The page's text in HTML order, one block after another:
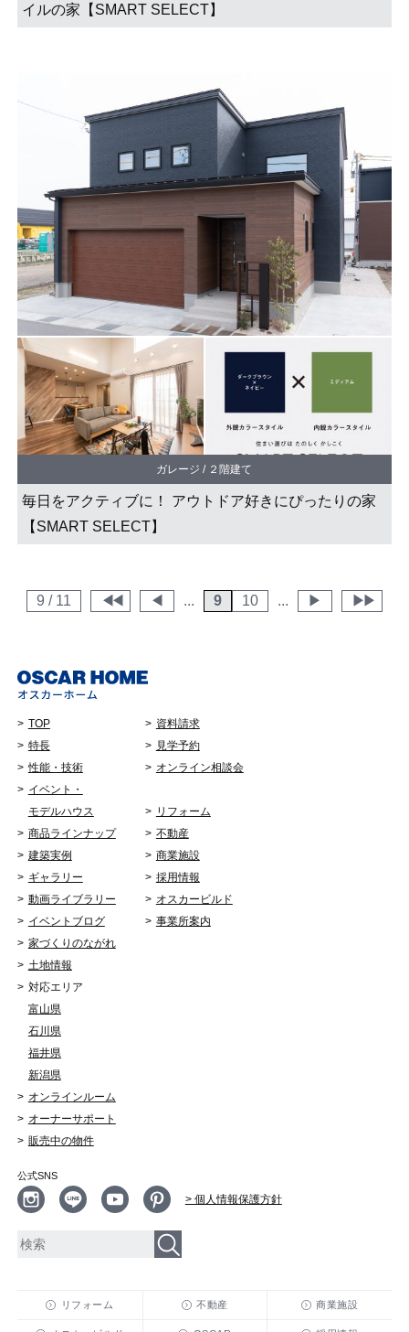
イルの家【SMART SELECT】
ガレージ / ２階建て
毎日をアクティブに！ アウトドア好きにぴったりの家
【SMART SELECT】
9 / 11 ◀︎◀︎ ◀︎ ... 9 10 ... ▶︎ ▶︎▶︎
TOP
特長
性能・技術
イベント・
モデルハウス
商品ラインナップ
建築実例
ギャラリー
動画ライブラリー
イベントブログ
家づくりのながれ
土地情報
対応エリア
富山県
石川県
福井県
新潟県
オンラインルーム
オーナーサポート
販売中の物件
資料請求
見学予約
オンライン相談会
リフォーム
不動産
商業施設
採用情報
オスカービルド
事業所案内
公式SNS
> 個人情報保護方針
リフォーム 不動産 商業施設